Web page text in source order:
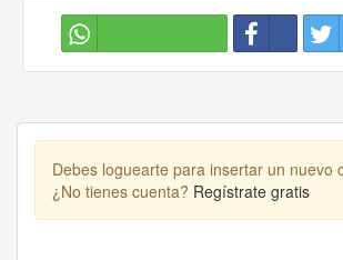
Debes loguearte para insertar un nuevo
¿No tienes cuenta? Regístrate gratis